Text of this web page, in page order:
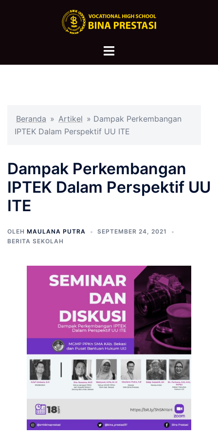
Menu
Beranda » Artikel » Dampak Perkembangan
IPTEK Dalam Perspektif UU ITE
Dampak Perkembangan
IPTEK Dalam Perspektif UU
ITE
OLEH MAULANA PUTRA
SEPTEMBER 24, 2021
BERITA SEKOLAH